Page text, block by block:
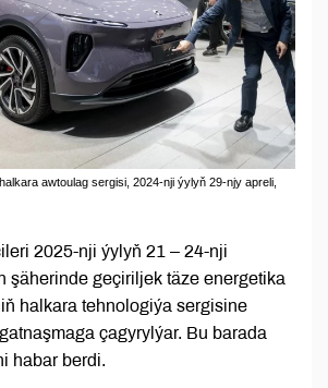
awtoulag sergisi, 2024-nji ýylyň 29-njy apreli,
2025-nji ýylyň 21 – 24-nji
şäherinde geçiriljek täze energetika
halkara tehnologiýa sergisine
çagyrylýar. Bu barada
habar berdi.